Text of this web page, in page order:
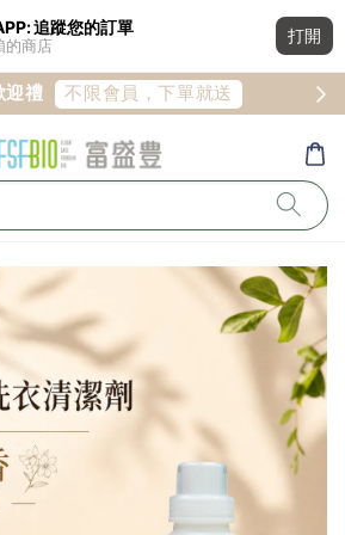
追蹤您的訂單
的商店
打開
迎禮 不限會員，下單就送